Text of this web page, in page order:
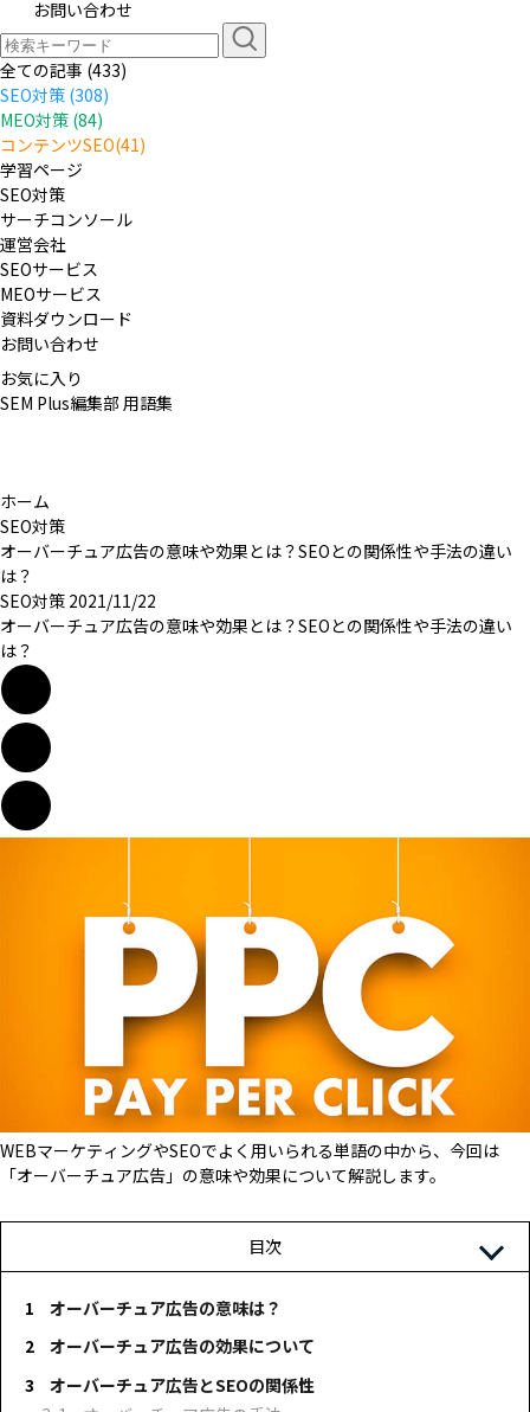
お問い合わせ
全ての記事 (433)
SEO対策 (308)
MEO対策 (84)
コンテンツSEO(41)
学習ページ
SEO対策
サーチコンソール
運営会社
SEOサービス
MEOサービス
資料ダウンロード
お問い合わせ
お気に入り
SEM Plus編集部 用語集
ホーム
SEO対策
オーバーチュア広告の意味や効果とは？SEOとの関係性や手法の違い
は？
SEO対策 2021/11/22
オーバーチュア広告の意味や効果とは？SEOとの関係性や手法の違い
は？
WEBマーケティングやSEOでよく用いられる単語の中から、今回は
「オーバーチュア広告」の意味や効果について解説します。
目次
オーバーチュア広告の意味は？
オーバーチュア広告の効果について
オーバーチュア広告とSEOの関係性